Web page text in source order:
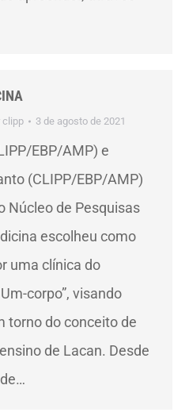
clipp 3 de agosto de 2021
EBP/AMP) e
(CLIPP/EBP/AMP)
Núcleo de Pesquisas
escolheu como
uma clínica do
corpo”, visando
torno do conceito de
de Lacan. Desde